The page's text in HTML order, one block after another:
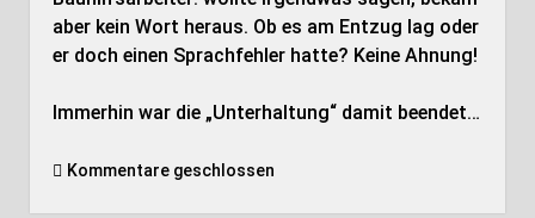
aber kein Wort heraus. Ob es am Entzug lag oder
er doch einen Sprachfehler hatte? Keine Ahnung!
Immerhin war die „Unterhaltung“ damit beendet…
Kommentare geschlossen